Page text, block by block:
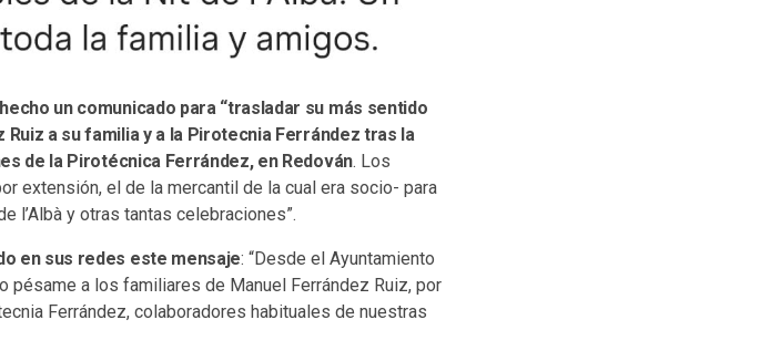
un comunicado para “trasladar su más sentido
a su familia y a la Pirotecnia Ferrández tras la
de la Pirotécnica Ferrández, en Redován. Los
extensión, el de la mercantil de la cual era socio- para
l’Albà y otras tantas celebraciones”.
en sus redes este mensaje: “Desde el Ayuntamiento
a los familiares de Manuel Ferrández Ruiz, por
Ferrández, colaboradores habituales de nuestras